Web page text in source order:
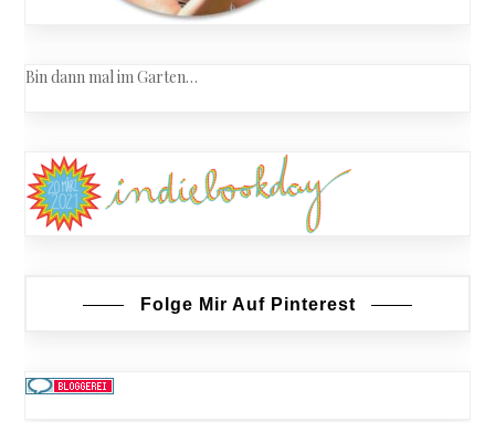
Bin dann mal im Garten…
Folge Mir Auf Pinterest